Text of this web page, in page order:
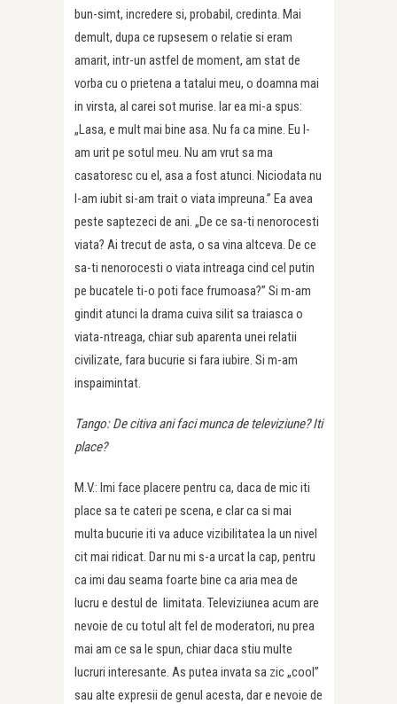
bun-simt, incredere si, probabil, credinta. Mai
demult, dupa ce rupsesem o relatie si eram
amarit, intr-un astfel de moment, am stat de
vorba cu o prietena a tatalui meu, o doamna mai
in virsta, al carei sot murise. Iar ea mi-a spus:
„Lasa, e mult mai bine asa. Nu fa ca mine. Eu l-
am urit pe sotul meu. Nu am vrut sa ma
casatoresc cu el, asa a fost atunci. Niciodata nu
l-am iubit si-am trait o viata impreuna.” Ea avea
peste saptezeci de ani. „De ce sa-ti nenorocesti
viata? Ai trecut de asta, o sa vina altceva. De ce
sa-ti nenorocesti o viata intreaga cind cel putin
pe bucatele ti-o poti face frumoasa?” Si m-am
gindit atunci la drama cuiva silit sa traiasca o
viata-ntreaga, chiar sub aparenta unei relatii
civilizate, fara bucurie si fara iubire. Si m-am
inspaimintat.
Tango: De citiva ani faci munca de televiziune? Iti
place?
M.V.: Imi face placere pentru ca, daca de mic iti
place sa te cateri pe scena, e clar ca si mai
multa bucurie iti va aduce vizibilitatea la un nivel
cit mai ridicat. Dar nu mi s-a urcat la cap, pentru
ca imi dau seama foarte bine ca aria mea de
lucru e destul de limitata. Televiziunea acum are
nevoie de cu totul alt fel de moderatori, nu prea
mai am ce sa le spun, chiar daca stiu multe
lucruri interesante. As putea invata sa zic „cool”
sau alte expresii de genul acesta, dar e nevoie de